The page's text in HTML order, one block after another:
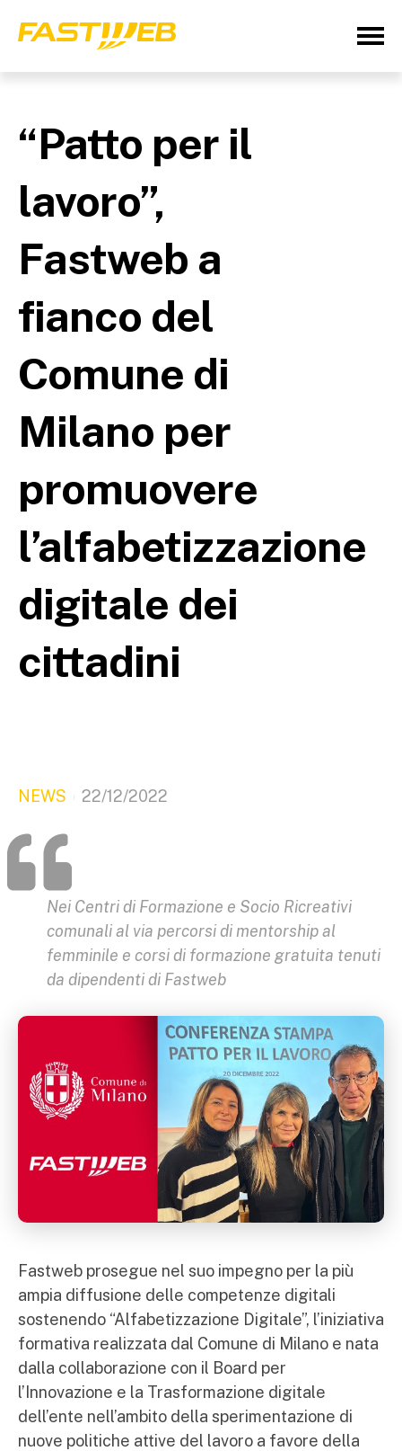
“Patto per il
lavoro”,
Fastweb a
fianco del
Comune di
Milano per
promuovere
l’alfabetizzazione
digitale dei
cittadini
NEWS 22/12/2022
Nei Centri di Formazione e Socio Ricreativi
comunali al via percorsi di mentorship al
femminile e corsi di formazione gratuita tenuti
da dipendenti di Fastweb
Fastweb prosegue nel suo impegno per la più
ampia diffusione delle competenze digitali
sostenendo “Alfabetizzazione Digitale”, l’iniziativa
formativa realizzata dal Comune di Milano e nata
dalla collaborazione con il Board per
l’Innovazione e la Trasformazione digitale
dell’ente nell’ambito della sperimentazione di
nuove politiche attive del lavoro a favore della